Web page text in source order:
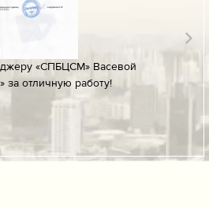
«СПБЦСМ» Васевой
отличную работу!